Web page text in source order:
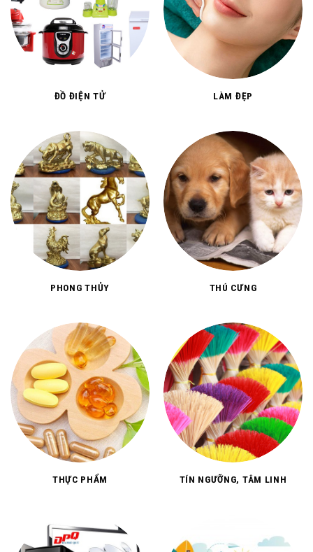
ĐỒ ĐIỆN TỬ LÀM ĐẸP
PHONG THỦY THÚ CƯNG
THỰC PHẨM TÍN NGƯỠNG, TÂM LINH